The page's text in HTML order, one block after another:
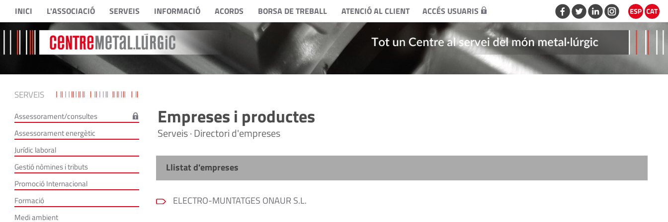
INICI L'ASSOCIACIÓ SERVEIS INFORMACIÓ ACORDS BORSA DE TREBALL ATENCIÓ AL CLIENT ACCÉS USUARIS
SERVEIS
Assessorament/consultes
Assessorament energètic
Jurídic laboral
Gestió nòmines i tributs
Promoció Internacional
Formació
Medi ambient
Empreses i productes
Serveis · Directori d'empreses
Llistat d'empreses
ELECTRO-MUNTATGES ONAUR S.L.